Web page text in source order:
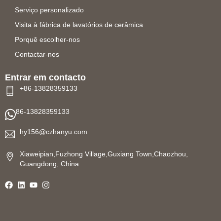
Serviço personalizado
Visita à fábrica de lavatórios de cerâmica
Porquê escolher-nos
Contactar-nos
Entrar em contacto
+86-13828359133
86-13828359133
hy156@czhanyu.com
Xiaweipian,Fuzhong Village,Guxiang Town,Chaozhou,
Guangdong, China